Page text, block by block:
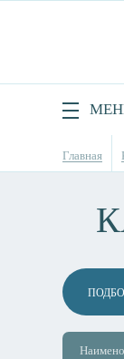
Поиск
Главная